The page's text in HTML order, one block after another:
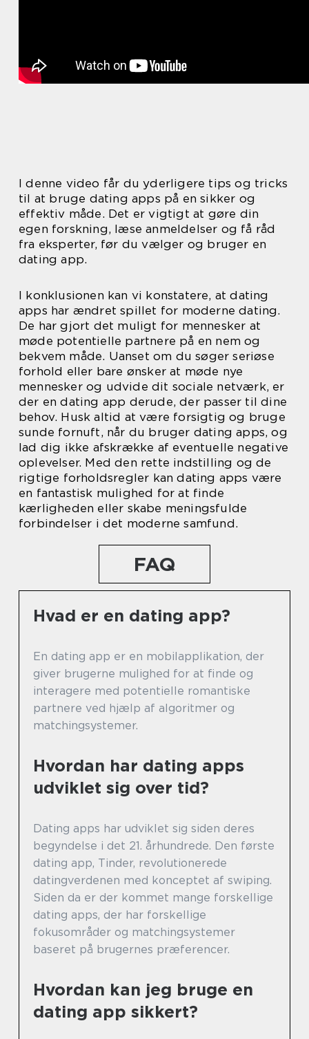
I denne video får du yderligere tips og tricks
til at bruge dating apps på en sikker og
effektiv måde. Det er vigtigt at gøre din
egen forskning, læse anmeldelser og få råd
fra eksperter, før du vælger og bruger en
dating app.
I konklusionen kan vi konstatere, at dating
apps har ændret spillet for moderne dating.
De har gjort det muligt for mennesker at
møde potentielle partnere på en nem og
bekvem måde. Uanset om du søger seriøse
forhold eller bare ønsker at møde nye
mennesker og udvide dit sociale netværk, er
der en dating app derude, der passer til dine
behov. Husk altid at være forsigtig og bruge
sunde fornuft, når du bruger dating apps, og
lad dig ikke afskrække af eventuelle negative
oplevelser. Med den rette indstilling og de
rigtige forholdsregler kan dating apps være
en fantastisk mulighed for at finde
kærligheden eller skabe meningsfulde
forbindelser i det moderne samfund.
FAQ
Hvad er en dating app?
En dating app er en mobilapplikation, der
giver brugerne mulighed for at finde og
interagere med potentielle romantiske
partnere ved hjælp af algoritmer og
matchingsystemer.
Hvordan har dating apps
udviklet sig over tid?
Dating apps har udviklet sig siden deres
begyndelse i det 21. århundrede. Den første
dating app, Tinder, revolutionerede
datingverdenen med konceptet af swiping.
Siden da er der kommet mange forskellige
dating apps, der har forskellige
fokusområder og matchingsystemer
baseret på brugernes præferencer.
Hvordan kan jeg bruge en
dating app sikkert?